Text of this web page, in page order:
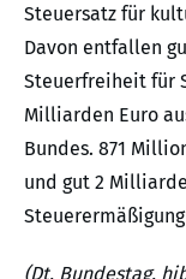
Steuersatz für
Davon entfallen
Steuerfreiheit für
Milliarden Euro
Bundes. 871
und gut 2
(Dt. Bundestag,